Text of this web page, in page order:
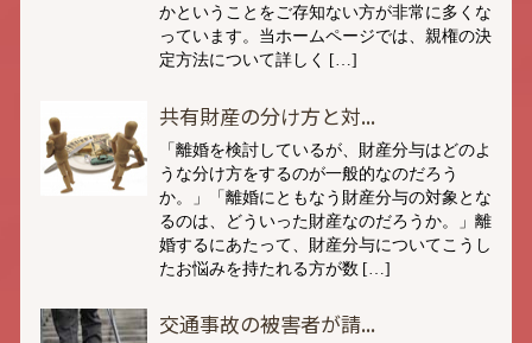
かということをご存知ない方が非常に多くな
っています。当ホームページでは、親権の決
定方法について詳しく […]
共有財産の分け方と対...
「離婚を検討しているが、財産分与はどのよ
うな分け方をするのが一般的なのだろう
か。」「離婚にともなう財産分与の対象とな
るのは、どういった財産なのだろうか。」離
婚するにあたって、財産分与についてこうし
たお悩みを持たれる方が数 […]
交通事故の被害者が請...